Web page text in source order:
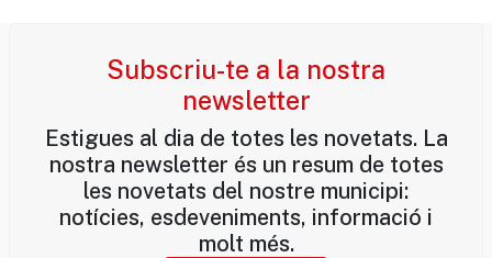
Subscriu-te a la nostra
newsletter
Estigues al dia de totes les novetats. La
nostra newsletter és un resum de totes
les novetats del nostre municipi:
notícies, esdeveniments, informació i
molt més.